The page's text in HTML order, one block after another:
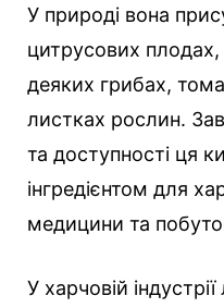
У природі вона
цитрусових плодах,
деяких грибах,
листках рослин.
та доступності ця
інгредієнтом для
медицини та
У харчовій